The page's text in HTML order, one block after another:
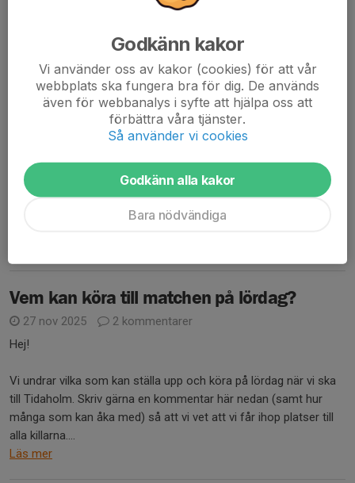
Inställd match 20/12
17 dec 2025
0 kommentarer
vi helt enkelt inte får ihop något lag.
Vill också påminna om att skicka in pengarna för julkalendrarna
Vem kan köra till matchen på lördag?
27 nov 2025
2 kommentarer
Hej!
Vi undrar vilka som kan ställa upp och köra på lördag när vi ska
till Tidaholm. Skriv gärna en kommentar här nedan (samt hur
många som kan åka med) så att vi vet att vi får ihop platser till
alla killarna....
Läs mer
Godkänn kakor
Vi använder oss av kakor (cookies) för att vår
webbplats ska fungera bra för dig. De används
även för webbanalys i syfte att hjälpa oss att
förbättra våra tjänster.
Så använder vi cookies
Godkänn alla kakor
Bara nödvändiga